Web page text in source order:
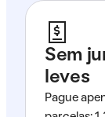
Sem
leves
Pague